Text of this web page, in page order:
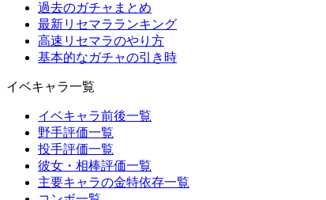
過去のガチャまとめ
最新リセマラランキング
高速リセマラのやり方
基本的なガチャの引き時
イベキャラ一覧
イベキャラ前後一覧
野手評価一覧
投手評価一覧
彼女・相棒評価一覧
主要キャラの金特依存一覧